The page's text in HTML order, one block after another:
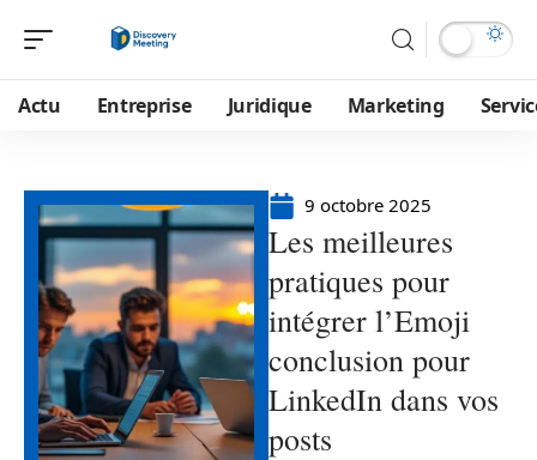
Actu Entreprise Juridique Marketing
9 octobre 2025
Les meilleures
pratiques pour
intégrer l’Emoji
conclusion pour
LinkedIn dans vos
posts